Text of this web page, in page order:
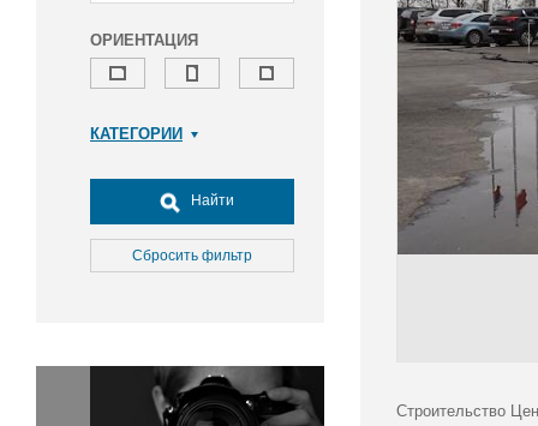
ОРИЕНТАЦИЯ
КАТЕГОРИИ
Досуг, туризм и отдых
Культура
Медицина
Окружающая среда
Политика
Найти
Сбросить фильтр
Строительство